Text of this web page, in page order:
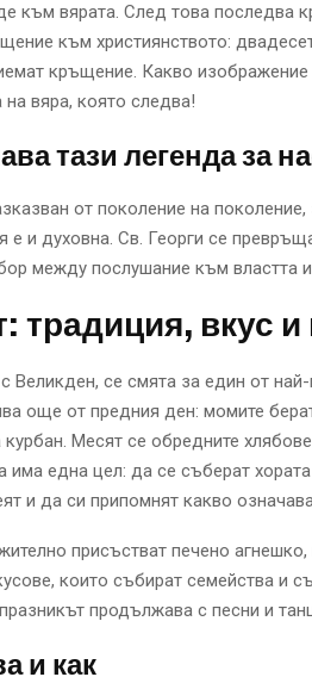
към вярата. След това последва
към християнството:
кръщение. Какво
вяра, която следва!
тази легенда за
от поколение на
е и духовна. Св. Георги се
между послушание към властта
традиция, вкус и
Великден, се смята за един от
още от предния ден: момите
Месят се обредните
има една цел: да се съберат
и да си припомнят какво
присъстват печено агнешко,
които събират семейства и
продължава с песни и
и как